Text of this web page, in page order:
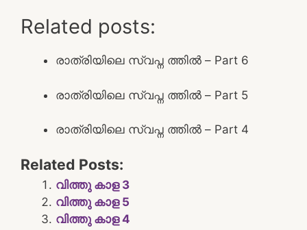
Related posts:
രാത്രിയിലെ സ്വപ്ന ത്തിൽ – Part 6
രാത്രിയിലെ സ്വപ്ന ത്തിൽ – Part 5
രാത്രിയിലെ സ്വപ്ന ത്തിൽ – Part 4
Related Posts:
വിത്തു കാള 3
വിത്തു കാള 5
വിത്തു കാള 4